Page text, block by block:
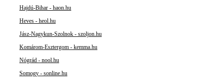
Hajdú-Bihar - haon.hu
Heves - heol.hu
Jász-Nagykun-Szolnok - szoljon.hu
Komárom-Esztergom - kemma.hu
Nógrád - nool.hu
Somogy - sonline.hu